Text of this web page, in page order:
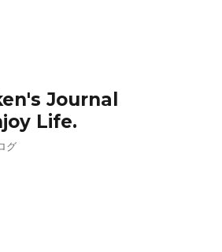
Journal
Life.
グ